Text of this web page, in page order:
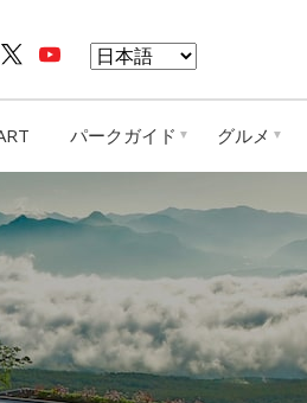
パークガイド グルメ